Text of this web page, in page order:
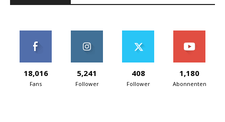
18,016
Fans
5,241
Follower
408
Follower
1,180
Abonnenten